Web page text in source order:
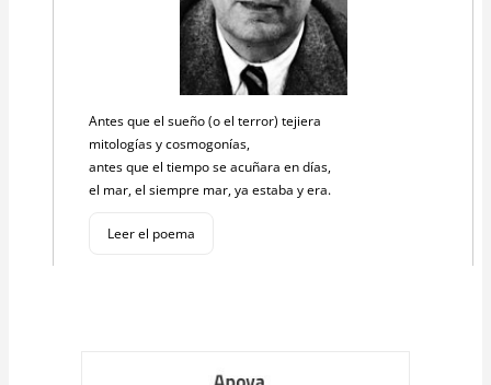
Antes que el sueño (o el terror) tejiera
mitologías y cosmogonías,
antes que el tiempo se acuñara en días,
el mar, el siempre mar, ya estaba y era.
Leer el poema